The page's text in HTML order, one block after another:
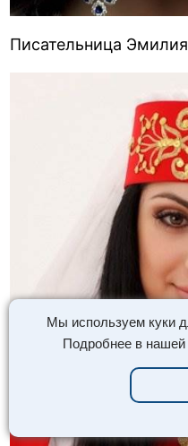
Мы используем куки
Подробнее в нашей
Писательница